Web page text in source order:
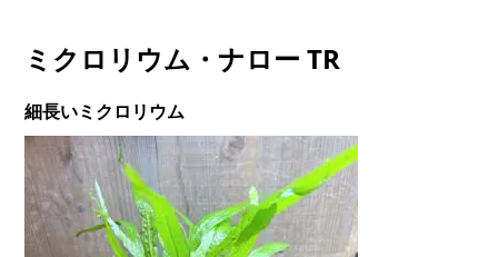
ミクロリウム・ナロー TR
細長いミクロリウム